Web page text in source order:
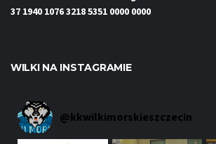
37 1940 1076 3218 5351 0000 0000
WILKI NA INSTAGRAMIE
@kkwilkimorskieszczecin